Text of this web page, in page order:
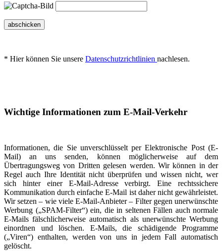
abschicken
* Hier können Sie unsere Datenschutzrichtlinien nachlesen.
Wichtige Informationen zum E-Mail-Verkehr
Informationen, die Sie unverschlüsselt per Elektronische Post (E-
Mail) an uns senden, können möglicherweise auf dem
Übertragungsweg von Dritten gelesen werden. Wir können in der
Regel auch Ihre Identität nicht überprüfen und wissen nicht, wer
sich hinter einer E-Mail-Adresse verbirgt. Eine rechtssichere
Kommunikation durch einfache E-Mail ist daher nicht gewährleistet.
Wir setzen – wie viele E-Mail-Anbieter – Filter gegen unerwünschte
Werbung („SPAM-Filter“) ein, die in seltenen Fällen auch normale
E-Mails fälschlicherweise automatisch als unerwünschte Werbung
einordnen und löschen. E-Mails, die schädigende Programme
(„Viren“) enthalten, werden von uns in jedem Fall automatisch
gelöscht.